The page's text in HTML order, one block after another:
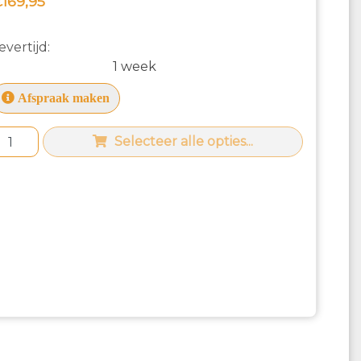
1 week
Afspraak maken
Selecteer alle opties...